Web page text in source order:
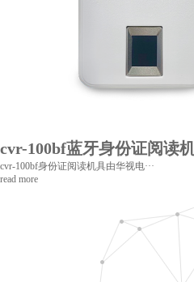
cvr-100bf蓝牙身份证阅读
cvr-100bf身份证阅读机具由华视电···
read more